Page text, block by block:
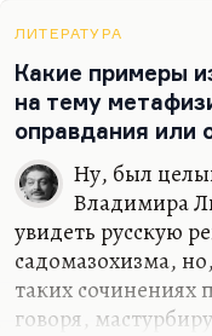
Пазолини — это
играл в очень
небесное,
понял, что после
для…
ЛИТЕРАТУРА
Какие примеры
на тему
оправдания или
Ну, был
Владимира
увидеть русскую
садомазохизма,
таких сочинениях
говоря,